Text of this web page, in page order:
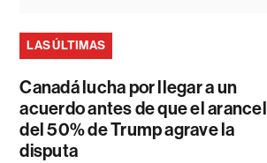
LAS ÚLTIMAS
Canadá lucha por llegar a un
acuerdo antes de que el arancel
del 50% de Trump agrave la
disputa